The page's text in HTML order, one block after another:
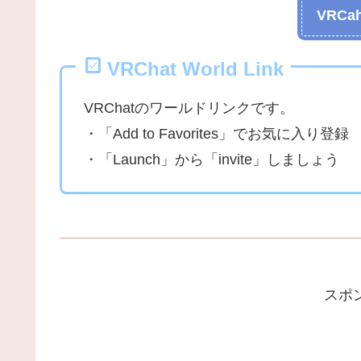
VRChat World Link
VRChatのワールドリンクです。
・「Add to Favorites」でお気に入り登録
・「Launch」から「invite」しましょう
スポ